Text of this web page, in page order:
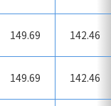
149.69 142.46
149.69 142.46